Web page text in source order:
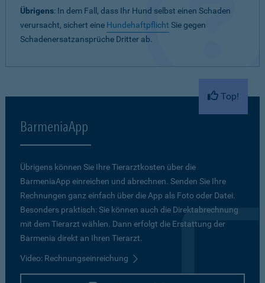
Übrigens: In dem Fall, dass Ihr Hund selbst einen Schaden
verursacht, sichert eine Hundehaftpflicht Sie gegen
Schadenersatzansprüche Dritter ab.
Top!
BarmeniaApp
Übrigens können Sie Ihre Tierarztkosten über die
BarmeniaApp einreichen und abrechnen. Senden Sie Ihre
Rechnungen ganz einfach über die App als Foto oder Datei.
Besonders praktisch: Sie können auch die Direktabrechnung
mit dem Tierarzt wählen. Dann erfolgt die Erstattung der
Barmenia direkt an Ihren Tierarzt.
Video: Rechnungseinreichung